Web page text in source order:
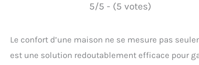
5/5 - (5 votes)
Le confort d’une maison ne se mesure pas
est une solution redoutablement efficace pour